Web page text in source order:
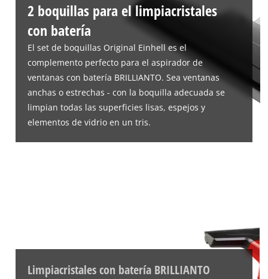
visitor. The website owner needs to setup
the site with their CMP to add this content
2 boquillas para el limpiacristales
con batería
El set de boquillas Original Einhell es el
complemento perfecto para el aspirador de
ventanas con batería BRILLIANTO. Sea ventanas
anchas o estrechas - con la boquilla adecuada se
limpian todas las superficies lisas, espejos y
elementos de vidrio en un tris.
Limpiacristales con batería BRILLIANTO